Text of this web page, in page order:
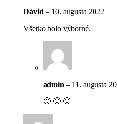
Dávid – 10. augusta 2022
Všetko bolo výborné.
admin – 11. augusta
🙂 🙂 🙂